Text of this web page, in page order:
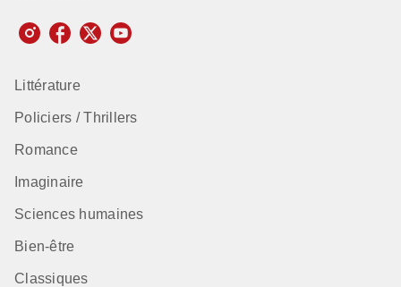
Littérature
Policiers / Thrillers
Romance
Imaginaire
Sciences humaines
Bien-être
Classiques